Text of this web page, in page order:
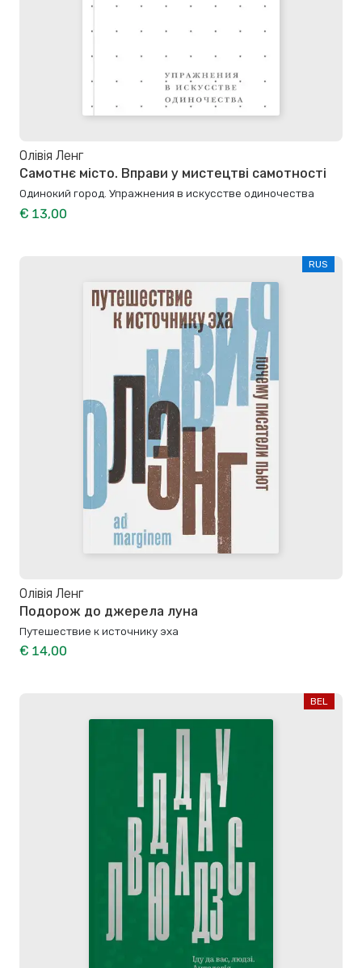
Олівія Ленг
Самотнє місто. Вправи у мистецтві самотності
Одинокий город. Упражнения в искусстве одиночества
€ 13,00
RUS
Олівія Ленг
Подорож до джерела луна
Путешествие к источнику эха
€ 14,00
BEL